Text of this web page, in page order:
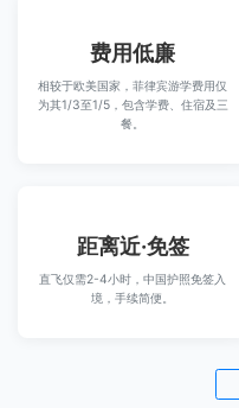
费用低廉
相较于欧美国家，菲律宾游学费用仅
为其1/3至1/5，包含学费、住宿及三
餐。
距离近·免签
直飞仅需2-4小时，中国护照免签入
境，手续简便。